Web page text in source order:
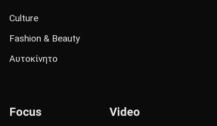
Culture
Fashion & Beauty
Αυτοκίνητο
Focus Video